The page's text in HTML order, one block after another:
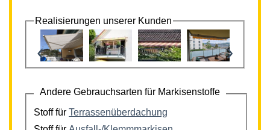
Realisierungen unserer Kunden
‹ ›
Andere Gebrauchsarten für Markisenstoffe
Stoff für Terrassenüberdachung